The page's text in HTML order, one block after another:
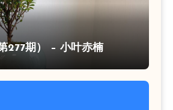
277期） – 小叶赤楠